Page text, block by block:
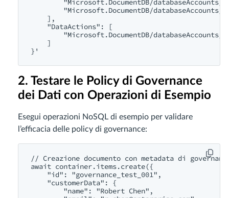
"Microsoft.DocumentDB/databaseAccounts/
"Microsoft.DocumentDB/databaseAccounts/
    ],
    "DataActions": [
"Microsoft.DocumentDB/databaseAccounts/
    ]
2. Testare le Policy di Governance
dei Dati con Operazioni di Esempio
Esegui operazioni NoSQL di esempio per validare
l’efficacia delle policy di governance:
// Creazione documento con metadata di
await container.items.create({
    "id": "governance_test_001",
    "customerData": {
        "name": "Robert Chen",